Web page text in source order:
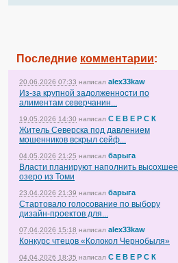
Последние комментарии:
20.06.2026 07:33 написал alex33kaw
Из-за крупной задолженности по
алиментам северчанин...
19.05.2026 14:30 написал С Е В Е Р С К
Житель Северска под давлением
мошенников вскрыл сейф...
04.05.2026 21:25 написал барыга
Власти планируют наполнить высохшее
озеро из Томи
23.04.2026 21:39 написал барыга
Стартовало голосование по выбору
дизайн-проектов для...
07.04.2026 15:18 написал alex33kaw
Конкурс чтецов «Колокол Чернобыля»
04.04.2026 18:35 написал С Е В Е Р С К